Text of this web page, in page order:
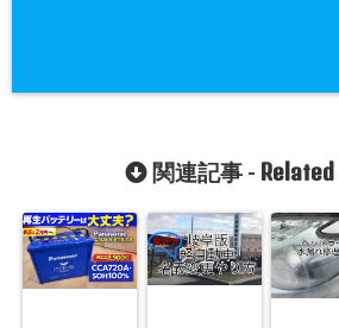
関連記事 -